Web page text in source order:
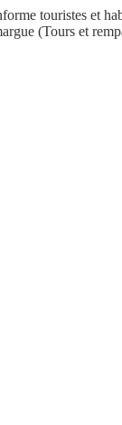
touristes et
(Tours et